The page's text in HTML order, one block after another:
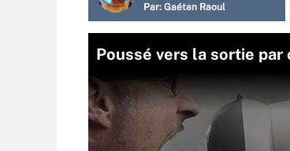
Par: Gaétan Raoul
Poussé vers la sortie par